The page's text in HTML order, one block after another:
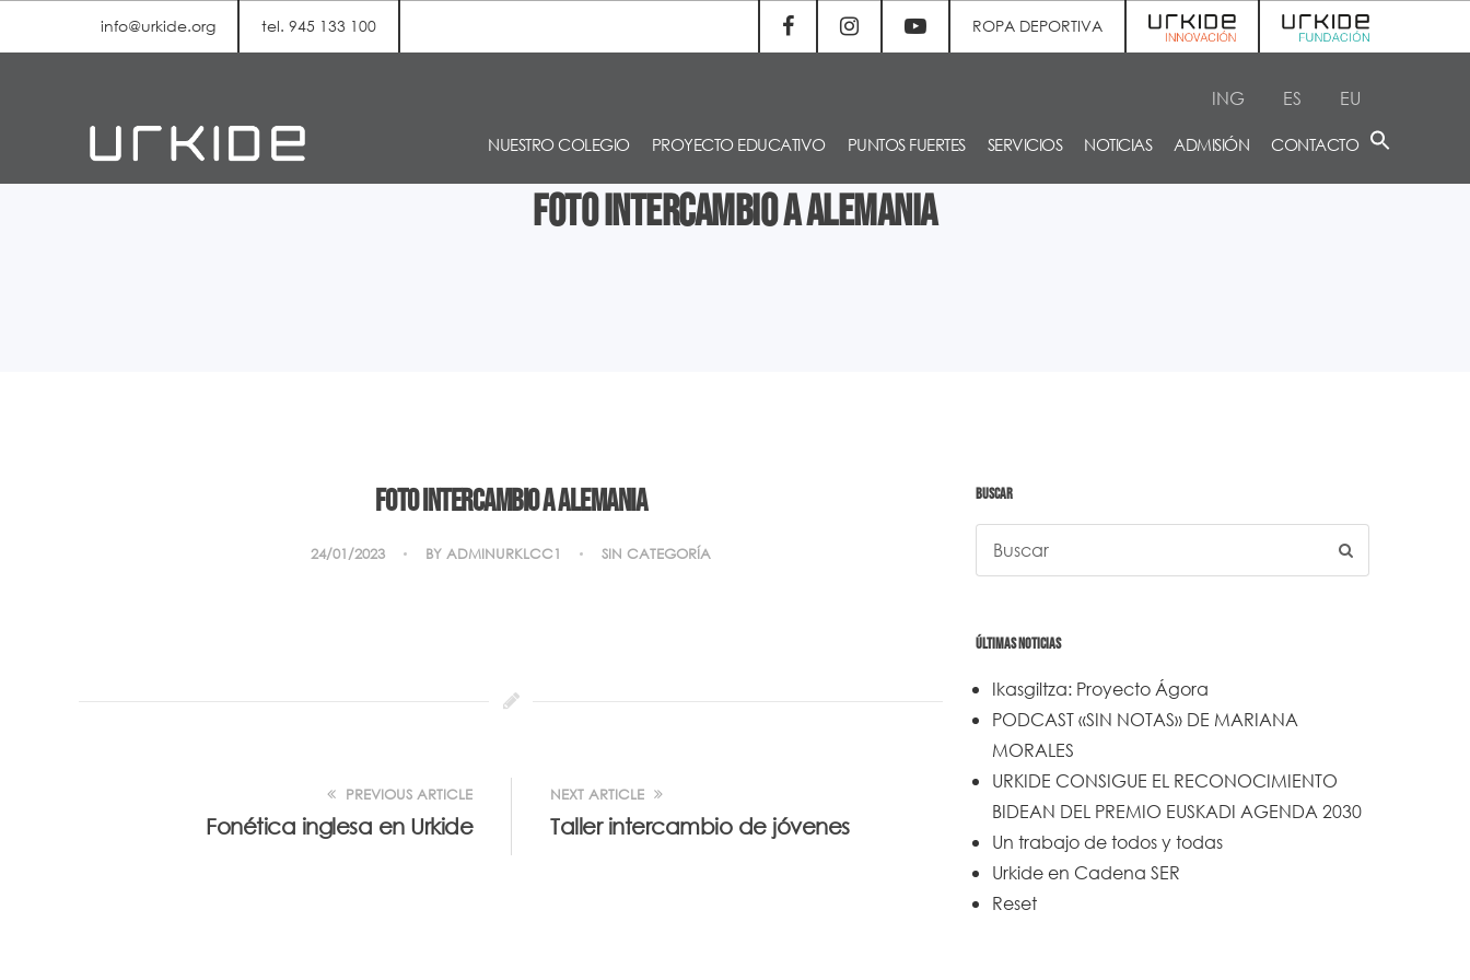
info@urkide.org tel. 945 133 100 ROPA DEPORTIVA
ING ES EU
NUESTRO COLEGIO PROYECTO EDUCATIVO PUNTOS FUERTES SERVICIOS NOTICIAS ADMISIÓN CONTACTO
Foto intercambio a Alemania
Foto intercambio a Alemania
24/01/2023 BY ADMINURKLCC1 SIN CATEGORÍA
PREVIOUS ARTICLE
Fonética inglesa en Urkide
NEXT ARTICLE
Taller intercambio de jóvenes
BUSCAR
ÚLTIMAS NOTICIAS
Ikasgiltza: Proyecto Ágora
PODCAST «SIN NOTAS» DE MARIANA
MORALES
URKIDE CONSIGUE EL RECONOCIMIENTO
BIDEAN DEL PREMIO EUSKADI AGENDA 2030
Un trabajo de todos y todas
Urkide en Cadena SER
Reset